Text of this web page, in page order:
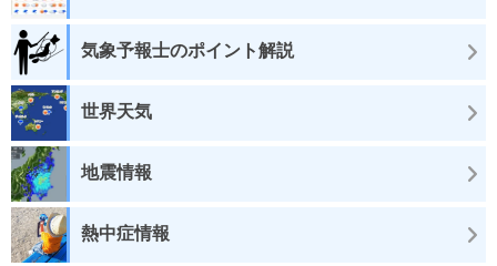
気象予報士のポイント解説
世界天気
地震情報
熱中症情報